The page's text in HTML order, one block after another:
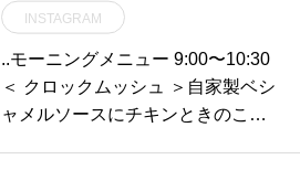
生まれ変わるのか？」この機会で
是非それをお確かめください！.#b
almuda#thetoaster#トースター#ha
us #haus_matsue #hausmatsue #
松江カフェ #島根カフェ #松江 #島
根 #山陰
くお願いいたします。…こちらの
ページも随時更新中です。チェッ
クお願いします♡@haus_cafe_fo
ods ..#営業時間変更 #お知らせ#co
ー #カフェラテ #takeout #テイク
INSTAGRAM
..モーニングメニュー 9:00〜10:30
＜ クロックムッシュ ＞自家製ベシ
ャメルソースにチキンときのこと